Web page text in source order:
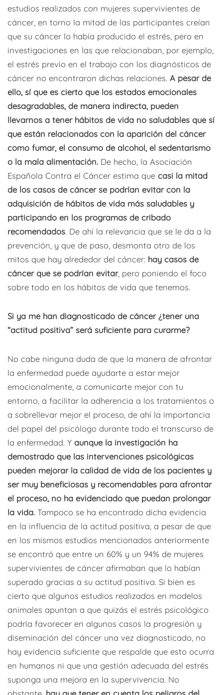
estudios realizados con mujeres supervivientes de
cáncer, en torno la mitad de las participantes creían
que su cáncer lo había producido el estrés, pero en
investigaciones en las que relacionaban, por ejemplo,
el estrés previo en el trabajo con los diagnósticos de
cáncer no encontraron dichas relaciones. A pesar de
ello, sí que es cierto que los estados emocionales
desagradables, de manera indirecta, pueden
llevarnos a tener hábitos de vida no saludables que sí
que están relacionados con la aparición del cáncer
como fumar, el consumo de alcohol, el sedentarismo
o la mala alimentación. De hecho, la Asociación
Española Contra el Cáncer estima que casi la mitad
de los casos de cáncer se podrían evitar con la
adquisición de hábitos de vida más saludables y
participando en los programas de cribado
recomendados. De ahí la relevancia que se le da a la
prevención, y que de paso, desmonta otro de los
mitos que hay alrededor del cáncer: hay casos de
cáncer que se podrían evitar, pero poniendo el foco
sobre todo en los hábitos de vida que tenemos.
Si ya me han diagnosticado de cáncer ¿tener una
“actitud positiva” será suficiente para curarme?
No cabe ninguna duda de que la manera de afrontar
la enfermedad puede ayudarte a estar mejor
emocionalmente, a comunicarte mejor con tu
entorno, a facilitar la adherencia a los tratamientos o
a sobrellevar mejor el proceso, de ahí la importancia
del papel del psicólogo durante todo el transcurso de
la enfermedad. Y aunque la investigación ha
demostrado que las intervenciones psicológicas
pueden mejorar la calidad de vida de los pacientes y
ser muy beneficiosas y recomendables para afrontar
el proceso, no ha evidenciado que puedan prolongar
la vida. Tampoco se ha encontrado dicha evidencia
en la influencia de la actitud positiva, a pesar de que
en los mismos estudios mencionados anteriormente
se encontró que entre un 60% y un 94% de mujeres
supervivientes de cáncer afirmaban que lo habían
superado gracias a su actitud positiva. Si bien es
cierto que algunos estudios realizados en modelos
animales apuntan a que quizás el estrés psicológico
podría favorecer en algunos casos la progresión y
diseminación del cáncer una vez diagnosticado, no
hay evidencia suficiente que respalde que esto ocurra
en humanos ni que una gestión adecuada del estrés
suponga una mejora en la supervivencia. No